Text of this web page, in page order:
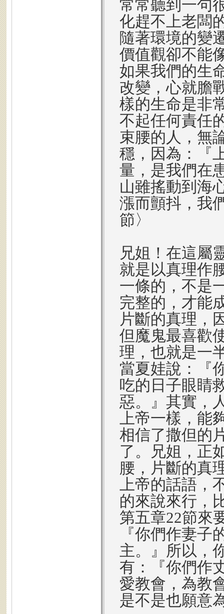
常常聽到一句
化趕不上老闆
隨著環境的變
價值觀卻不能
如果我們的生
改變，心就膽
樣的生命是非
不起任何責任
束腰的人，無
穩，因為：『
量，是我們在
山雖搖動到海
漲而顫抖，我
節〉
兄姐！在這屬
就是以真理作
一條的，不是
完整的，才能
片斷的真理，
但魔鬼最喜歡
理，也就是一
當夏娃說：『
吃的日子眼睛
惡。』其實，
上帝一樣，能
相信了撒但的
了。兄姐，正
腰，片斷的真
上帝的話語，
的來說來行，
第五章22節來
『你們作妻子
主。』所以，
有：『你們作
愛教會，為教
是不是也願意